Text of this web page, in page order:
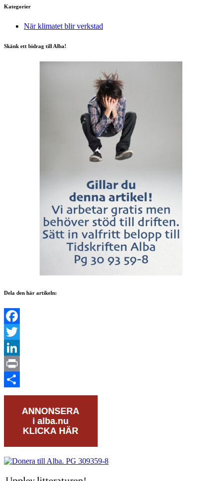
Kategorier
När klimatet blir verkstad
Skänk ett bidrag till Alba!
Dela den här artikeln:
Facebook
Twitter
LinkedIn
Print
Dela